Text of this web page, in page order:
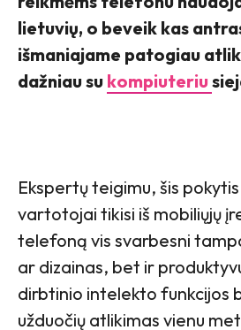
lietuvių, o beveik kas
išmaniajame patogiau
dažniau su kompiuteriu
Ekspertų teigimu, šis
vartotojai tikisi iš mobiliųjų
telefoną vis svarbesni
ar dizainas, bet ir
dirbtinio intelekto funkcijos
užduočių atlikimas vienu